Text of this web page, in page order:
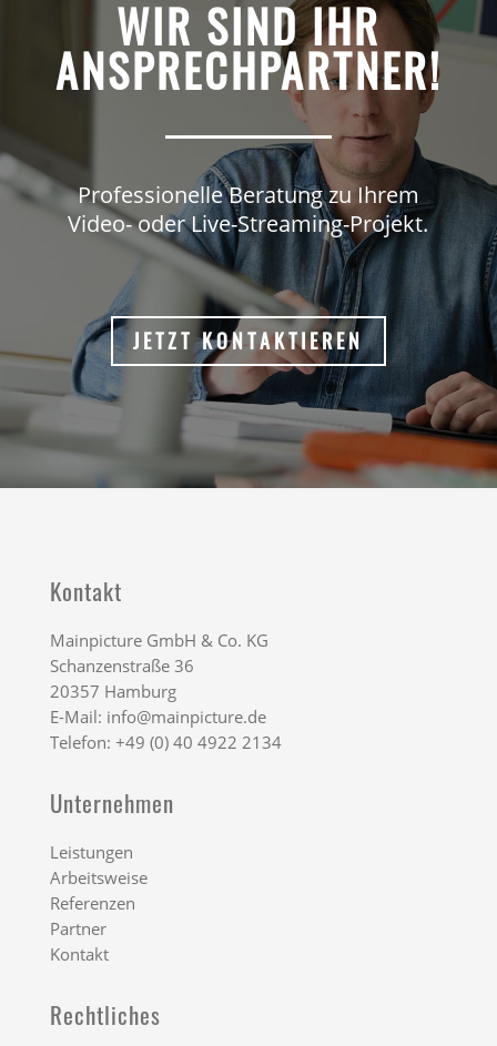
WIR SIND IHR
ANSPRECHPARTNER!
Professionelle Beratung zu Ihrem
Video- oder Live-Streaming-Projekt.
JETZT KONTAKTIEREN
Kontakt
Mainpicture GmbH & Co. KG
Schanzenstraße 36
20357 Hamburg
E-Mail: info@mainpicture.de
Telefon: +49 (0) 40 4922 2134
Unternehmen
Leistungen
Arbeitsweise
Referenzen
Partner
Kontakt
Rechtliches